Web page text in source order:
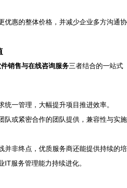
优惠的整体价格，并减少企业多方沟通协
销售与在线咨询服务三者结合的一站式
统一管理，大幅提升项目推进效率。
队或紧密合作的团队提供，兼容性与实施
并非终点，优质服务商还能提供持续的培
服务管理能力持续进化。